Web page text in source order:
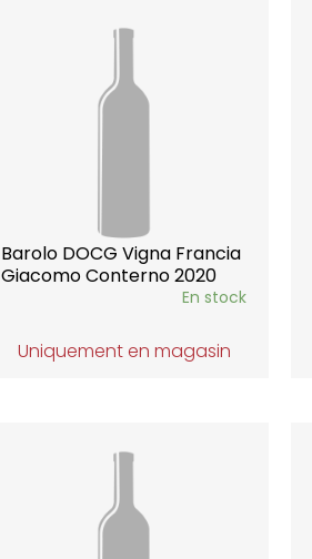
Barolo DOCG Vigna Francia
Giacomo Conterno 2020
En stock
Uniquement en magasin